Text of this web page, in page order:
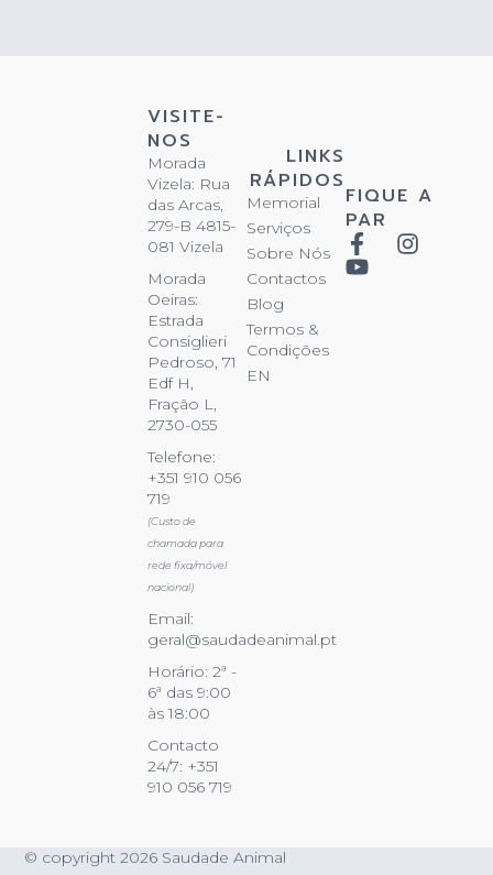
VISITE-
NOS
Morada
Vizela: Rua
das Arcas,
279-B 4815-
081 Vizela
Morada
Oeiras:
Estrada
Consiglieri
Pedroso, 71
Edf H,
Fração L,
2730-055
Telefone:
+351 910 056
719
(Custo de
chamada para
rede fixa/móvel
nacional)
Email:
geral@saudadeanimal.pt
Horário: 2ª -
6ª das 9:00
às 18:00
Contacto
24/7: +351
910 056 719
LINKS
RÁPIDOS
Memorial
Serviços
Sobre Nós
Contactos
Blog
Termos &
Condições
EN
FIQUE A
PAR
© copyright 2026 Saudade Animal